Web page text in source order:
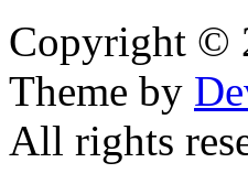
Copyright ©
Theme by
All rights